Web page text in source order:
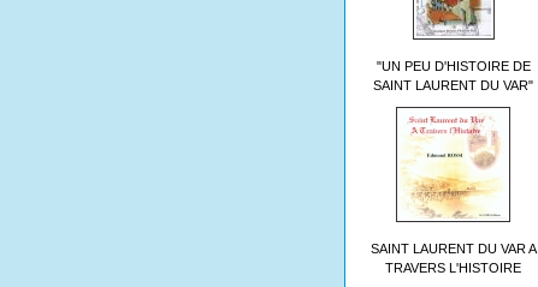
"UN PEU D'HISTOIRE DE
SAINT LAURENT DU VAR"
SAINT LAURENT DU VAR A
TRAVERS L'HISTOIRE